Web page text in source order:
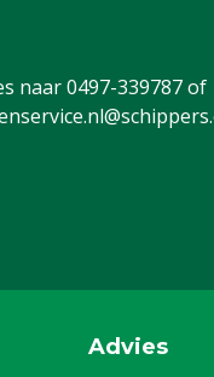
naar0497-339787of
Advies